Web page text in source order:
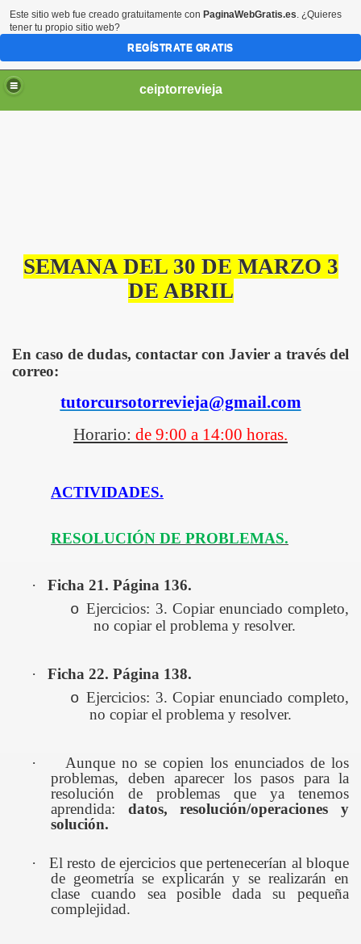
ceiptorrevieja
SEMANA DEL 30 DE MARZO 3
DE ABRIL
En caso de dudas, contactar con Javier a través del
correo:
tutorcursotorrevieja@gmail.com
Horario: de 9:00 a 14:00 horas.
ACTIVIDADES.
RESOLUCIÓN DE PROBLEMAS.
· Ficha 21. Página 136.
o Ejercicios: 3. Copiar enunciado completo,
no copiar el problema y resolver.
· Ficha 22. Página 138.
o Ejercicios: 3. Copiar enunciado completo,
no copiar el problema y resolver.
·
Aunque no se copien los enunciados de los
problemas, deben aparecer los pasos para la
resolución de problemas que ya tenemos
aprendida: datos, resolución/operaciones y
solución.
·
El resto de ejercicios que pertenecerían al bloque
de geometría se explicarán y se realizarán en
clase cuando sea posible dada su pequeña
complejidad.
4 AÑOS
Este sitio web fue creado gratuitamente con PaginaWebGratis.es. ¿Quieres
tener tu propio sitio web?
REGÍSTRATE GRATIS